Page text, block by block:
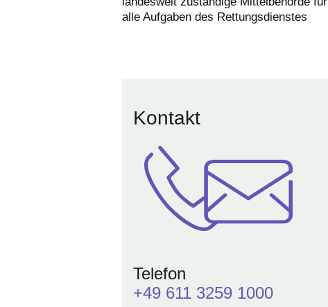
alle Aufgaben des Rettungsdienstes
Kontakt
Telefon
+49 611 3259 1000